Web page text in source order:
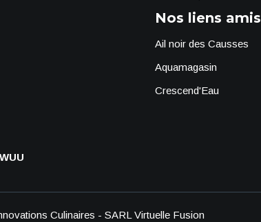
Nos liens amis
Ail noir des Causses
Aquamagasin
Crescend'Eau
Culinaires - SARL Virtuelle Fusion